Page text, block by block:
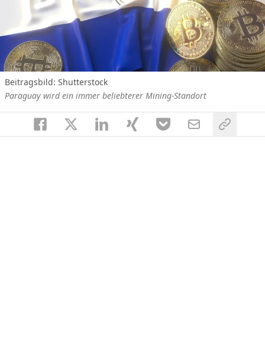
Beitragsbild: Shutterstock
Paraguay wird ein immer beliebterer Mining-Standort